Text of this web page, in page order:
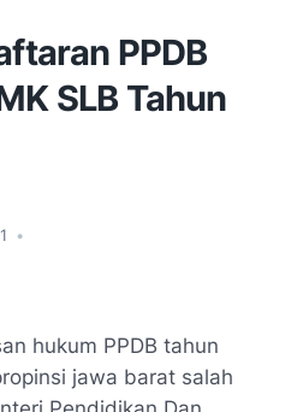
PPDB
SLB Tahun
•
hukum PPDB tahun
jawa barat salah